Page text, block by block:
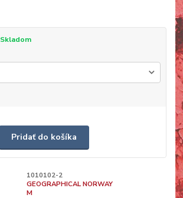
Skladom
Pridať do košíka
1010102-2
GEOGRAPHICAL NORWAY
M